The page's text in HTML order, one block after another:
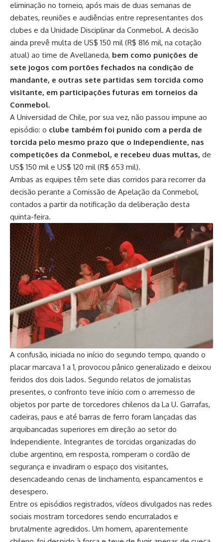
eliminação no torneio, após mais de duas semanas de
debates, reuniões e audiências entre representantes dos
clubes e da Unidade Disciplinar da Conmebol. A decisão
ainda prevê multa de US$ 150 mil (R$ 816 mil, na cotação
atual) ao time de Avellaneda, bem como punições de
sete jogos com portões fechados na condição de
mandante, e outras sete partidas sem torcida como
visitante, em participações futuras em torneios da
Conmebol.
A Universidad de Chile, por sua vez, não passou impune ao
episódio: o clube também foi punido com a perda de
torcida pelo mesmo prazo que o Independiente, nas
competições da Conmebol, e recebeu duas multas, de
US$ 150 mil e US$ 120 mil (R$ 653 mil).
Ambas as equipes têm sete dias corridos para recorrer da
decisão perante a Comissão de Apelação da Conmebol,
contados a partir da notificação da deliberação desta
quinta-feira.
A confusão, iniciada no início do segundo tempo, quando o
placar marcava 1 a 1, provocou pânico generalizado e deixou
feridos dos dois lados. Segundo relatos de jornalistas
presentes, o confronto teve início com o arremesso de
objetos por parte de torcedores chilenos da La U. Garrafas,
cadeiras, paus e até barras de ferro foram lançadas das
arquibancadas superiores em direção ao setor do
Independiente. Integrantes de torcidas organizadas do
clube argentino, em resposta, romperam o cordão de
segurança e invadiram o espaço dos visitantes,
desencadeando cenas de linchamento, espancamentos e
desespero.
Entre os episódios registrados, vídeos divulgados nas redes
sociais mostram torcedores sendo encurralados e
brutalmente agredidos. Um homem, aparentemente